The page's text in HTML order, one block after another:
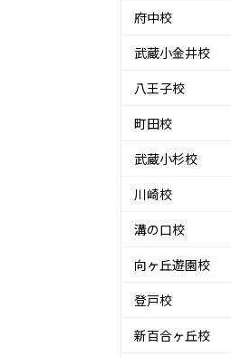
府中校
武蔵小金井校
八王子校
町田校
武蔵小杉校
川崎校
溝の口校
向ヶ丘遊園校
登戸校
新百合ヶ丘校